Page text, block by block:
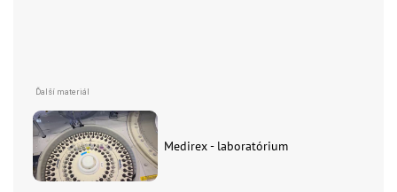
Medirex - laboratórium